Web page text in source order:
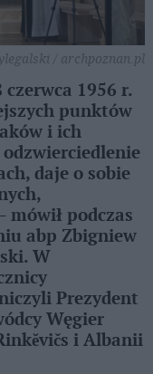
/ archpoznan.pl
1956 r.
punktów
i ich
daje o sobie
mówił podczas
abp Zbigniew
W
Prezydent
Węgier
i Albanii